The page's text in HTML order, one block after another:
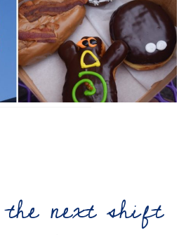
next shift